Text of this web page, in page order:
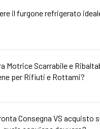
il furgone refrigerato
Motrice Scarrabile e
per Rifiuti e Rottami?
Consegna VS acquisto